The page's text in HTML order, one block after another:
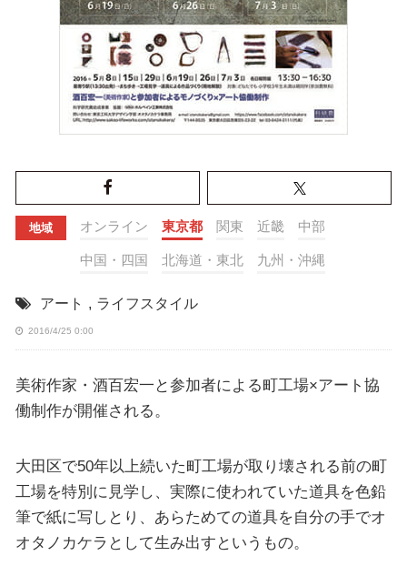
地域 オンライン 東京都 関東 近畿 中部
中国・四国 北海道・東北 九州・沖縄
アート , ライフスタイル
2016/4/25 0:00
美術作家・酒百宏一と参加者による町工場×アート協
働制作が開催される。
大田区で50年以上続いた町工場が取り壊される前の町
工場を特別に見学し、実際に使われていた道具を色鉛
筆で紙に写しとり、あらためての道具を自分の手でオ
オタノカケラとして生み出すというもの。